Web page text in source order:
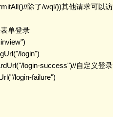
除了/wql/))其他请求可以访问
表单登录
login")
login-success")//自定义登
login-failure")